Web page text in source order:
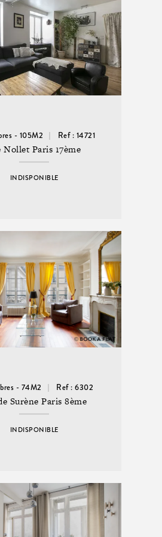
- 105M2 Ref : 14721
Nollet Paris 17ème
INDISPONIBLE
- 74M2 Ref : 6302
Surène Paris 8ème
INDISPONIBLE